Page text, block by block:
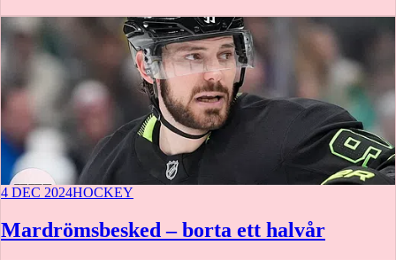
4 DEC 2024HOCKEY
Mardrömsbesked – borta ett halvår